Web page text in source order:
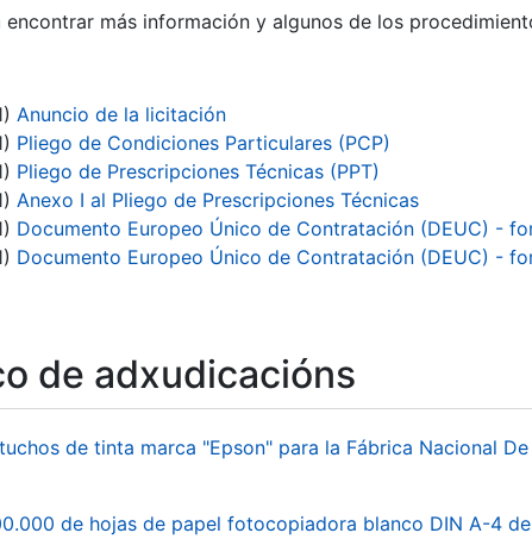
encontrar más información y algunos de los
Anuncio de la licitación
Pliego de Condiciones Particulares (PCP)
Pliego de Prescripciones Técnicas (PPT)
Anexo I al Pliego de Prescripciones Técnicas
Documento Europeo Único de Contratación (DEUC) -
Documento Europeo Único de Contratación (DEUC) -
de adxudicacións
de tinta marca "Epson" para la Fábrica Nacional
de hojas de papel fotocopiadora blanco DIN A-4